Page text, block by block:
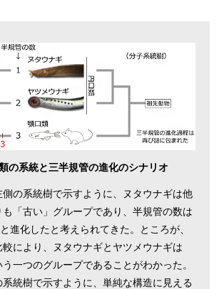
の系統と三半規管の進化のシナリオ
の系統樹で示すように、ヌタウナギは他
「古い」グループであり、半規管の数は
化したと考えられてきた。ところが、
により、ヌタウナギとヤツメウナギは
う一つのグループであることがわかった。
統樹で示すように、単純な構造に見える